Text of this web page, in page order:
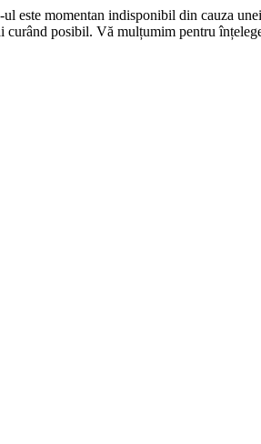
ul este momentan indisponibil din cauza
curând posibil. Vă mulțumim pentru